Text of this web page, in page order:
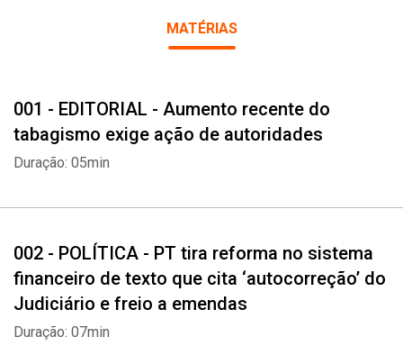
‘autocorreção’ do Judiciário e freio a emendas
BRASIL
ECONOMIA
Controle enfraquecido
em cinco anos
MATÉRIAS
001 - EDITORIAL - Aumento recente do
tabagismo exige ação de autoridades
Duração: 05min
002 - POLÍTICA - PT tira reforma no sistema
financeiro de texto que cita ‘autocorreção’ do
Judiciário e freio a emendas
Duração: 07min